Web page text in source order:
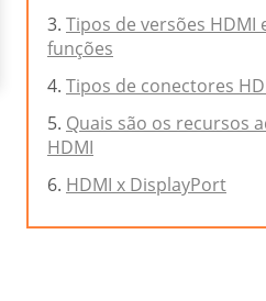
Tipos de versões HDMI
funções
Tipos de conectores
Quais são os recursos
HDMI
HDMI x DisplayPort